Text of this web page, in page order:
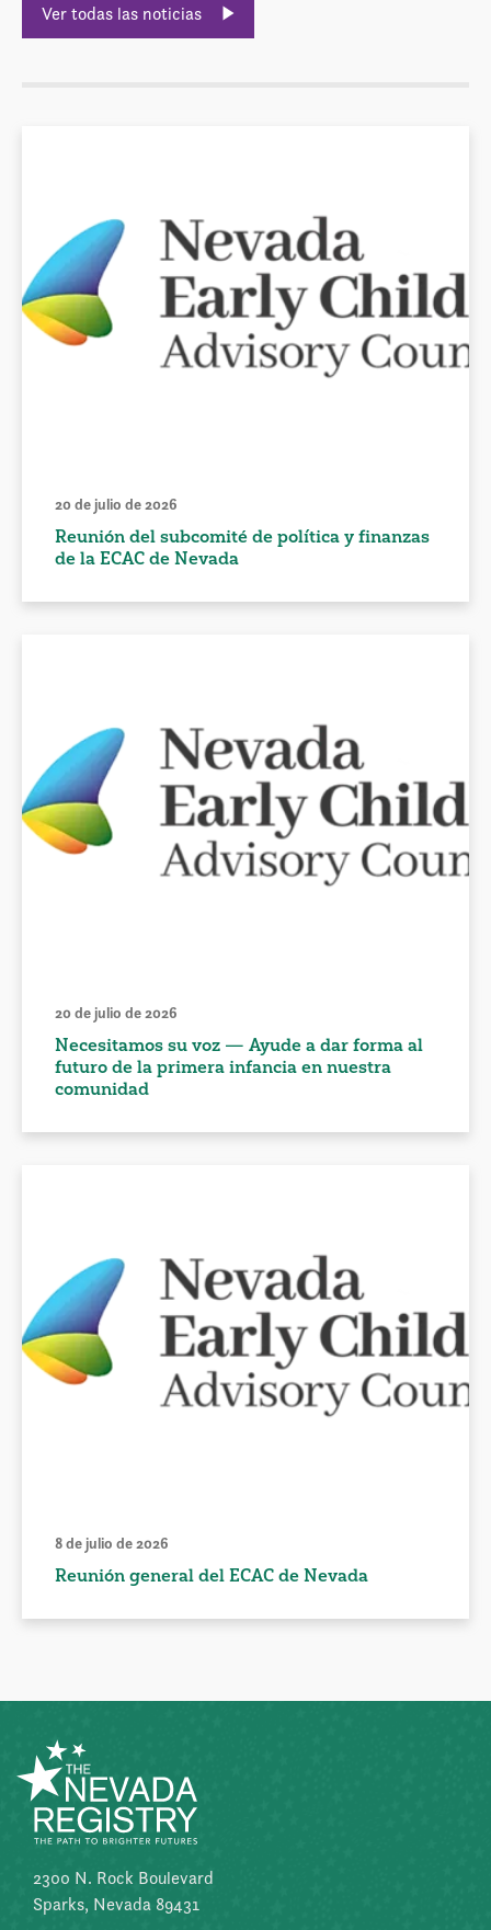
Ver todas las noticias
20 de julio de 2026
Reunión del subcomité de política y finanzas
de la ECAC de Nevada
20 de julio de 2026
Necesitamos su voz — Ayude a dar forma al
futuro de la primera infancia en nuestra
comunidad
8 de julio de 2026
Reunión general del ECAC de Nevada
2300 N. Rock Boulevard
Sparks, Nevada 89431